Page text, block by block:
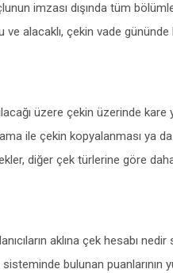
imzası dışında tüm
ve alacaklı, çekin vade
üzere çekin üzerinde
ile çekin kopyalanması ya
diğer çek türlerine göre
aklına çek hesabı
bulunan puanlarının